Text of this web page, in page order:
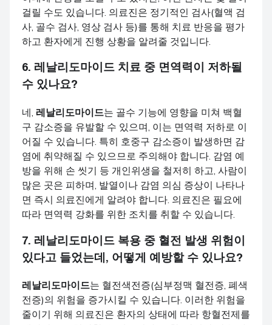
걸릴 수도 있습니다. 의료진은 정기적인 검사(혈액 검
사, 골수 검사, 영상 검사 등)를 통해 치료 반응을 평가
하고 환자에게 진행 상황을 알려줄 것입니다.
6. 레날리도마이드 치료 중 면역력이 저하될
수 있나요?
네, 레날리도마이드는 골수 기능에 영향을 미쳐 백혈
구 감소증을 유발할 수 있으며, 이는 면역력 저하로 이
어질 수 있습니다. 특히 호중구 감소증이 발생하면 감
염에 취약해질 수 있으므로 주의해야 합니다. 감염 예
방을 위해 손 씻기 등 개인위생을 철저히 하고, 사람이
많은 곳은 피하며, 발열이나 감염 의심 증상이 나타나
면 즉시 의료진에게 알려야 합니다. 의료진은 필요에
따라 면역력 강화를 위한 조치를 취할 수 있습니다.
7. 레날리도마이드 복용 중 혈전 발생 위험이
있다고 들었는데, 어떻게 예방할 수 있나요?
레날리도마이드는 혈전색전증(심부정맥 혈전증, 폐색
전증)의 위험을 증가시킬 수 있습니다. 이러한 위험을
줄이기 위해 의료진은 환자의 상태에 따라 항혈전제를